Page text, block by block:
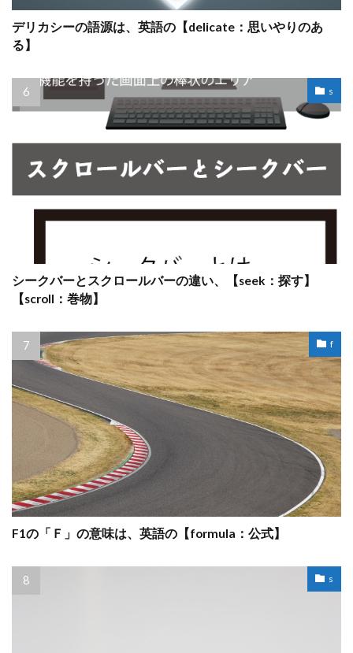
デリカシーの語源は、英語の【delicate：思いやりのあ
る】
s
シークバーとスクロールバーの違い、【seek：探す】
【scroll：巻物】
f
F1の「Ｆ」の意味は、英語の【formula：公式】
s